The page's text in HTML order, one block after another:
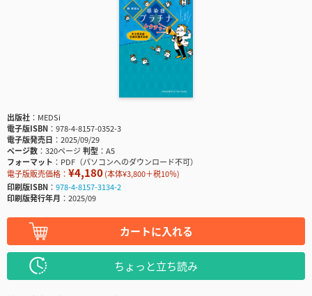
出版社
MEDSi
電子版ISBN
978-4-8157-0352-3
電子版発売日
2025/09/29
ページ数
320ページ判型
A5
フォーマット
PDF（パソコンへのダウンロード不可）
電子版販売価格： ¥4,180(本体¥3,800＋税10％)
印刷版ISBN
978-4-8157-3134-2
印刷版発行年月
2025/09
カートに入れる
ちょっと立ち読み